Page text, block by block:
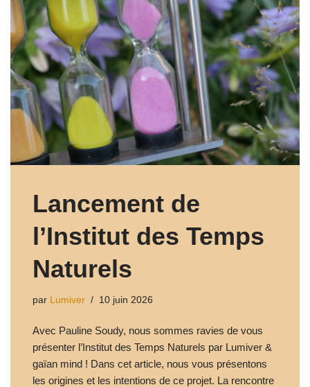
Lancement de
l’Institut des Temps
Naturels
par Lumiver 10 juin 2026
Avec Pauline Soudy, nous sommes ravies de vous
présenter l’Institut des Temps Naturels par Lumiver &
gaïan mind ! Dans cet article, nous vous présentons
les origines et les intentions de ce projet. La rencontre